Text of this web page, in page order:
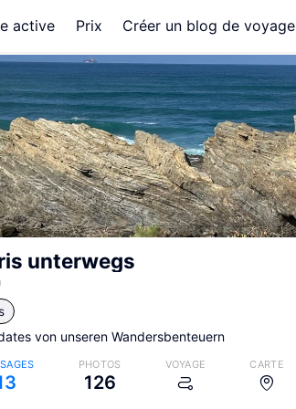
active Prix Créer un blog de voyage
unterwegs
von unseren Wandersbenteuern
PHOTOS
126
VOYAGE CARTE